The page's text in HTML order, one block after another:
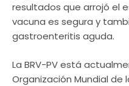
resultados que arrojó el
vacuna es segura y
gastroenteritis aguda.
La BRV-PV está
Organización Mundial de